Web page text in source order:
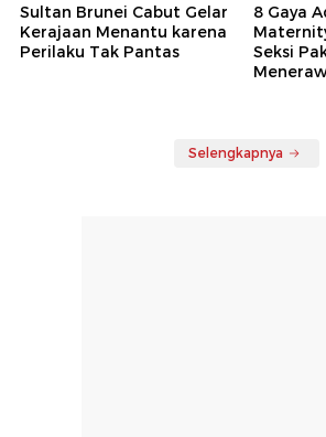
Sultan Brunei Cabut Gelar
Kerajaan Menantu karena
Perilaku Tak Pantas
8 Gaya
Seksi
Selengkapnya